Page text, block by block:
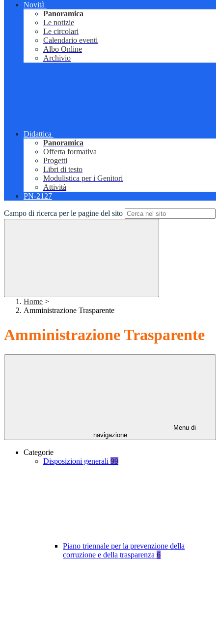
Novità
Panoramica
Le notizie
Le circolari
Calendario eventi
Albo Online
Archivio
Didattica
Panoramica
Offerta formativa
Progetti
Libri di testo
Modulistica per i Genitori
Attività
PN-2127
Campo di ricerca per le pagine del sito
Home >
Amministrazione Trasparente
Amministrazione Trasparente
Menu di
navigazione
Categorie
Disposizioni generali 99
Piano triennale per la prevenzione della
corruzione e della trasparenza 6